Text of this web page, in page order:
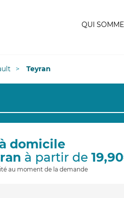
QUI
Teyran
domicile
à partir de
au moment de la demande